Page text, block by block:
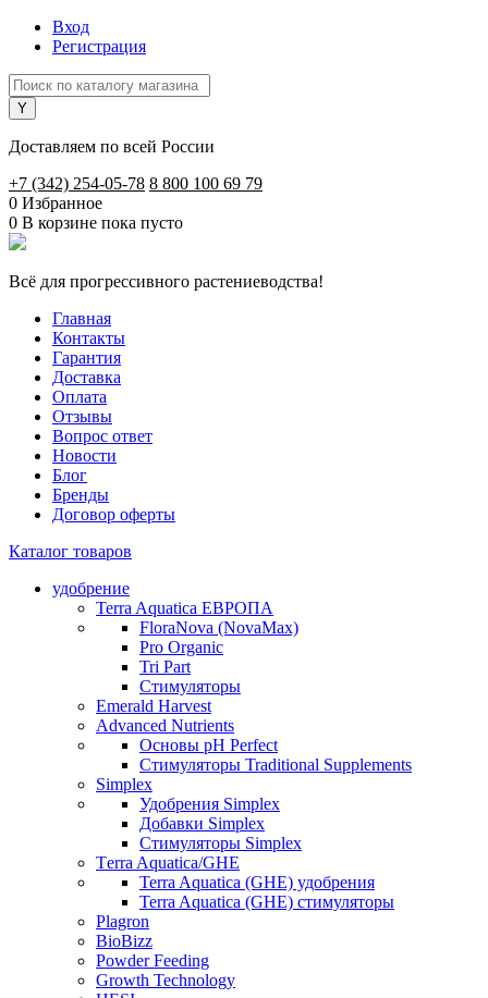
Вход
Регистрация
Доставляем по всей России
+7 (342) 254-05-78 8 800 100 69 79
0 Избранное
0 В корзине пока пусто
Всё для прогрессивного растениеводства!
Главная
Контакты
Гарантия
Доставка
Оплата
Отзывы
Вопрос ответ
Новости
Блог
Бренды
Договор оферты
Каталог товаров
удобрение
Terra Aquatica ЕВРОПА
FloraNova (NovaMax)
Pro Organic
Tri Part
Стимуляторы
Emerald Harvest
Advanced Nutrients
Основы pH Perfect
Стимуляторы Traditional Supplements
Simplex
Удобрения Simplex
Добавки Simplex
Стимуляторы Simplex
Тerra Aquatica/GHE
Terra Aquatica (GHE) удобрения
Terra Aquatica (GHE) стимуляторы
Plagron
BioBizz
Powder Feeding
Growth Technology